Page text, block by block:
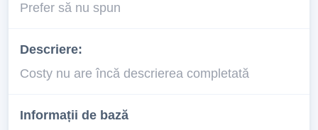
Prefer să nu spun
Descriere:
Costy nu are încă descrierea completată
Informații de bază